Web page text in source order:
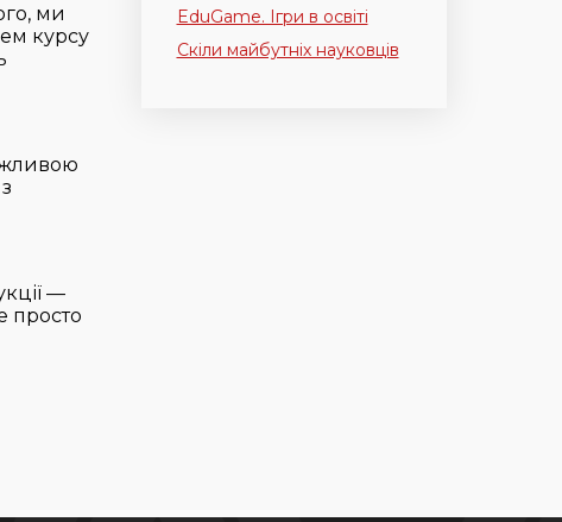
ми
курсу
—
просто
EduGame. Ігри в освіті
Скіли майбутніх науковців